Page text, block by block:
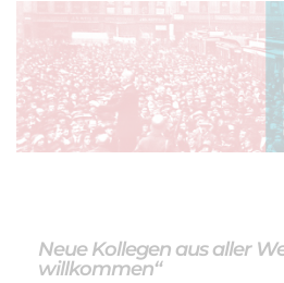
Neue Kollegen aus aller
willkommen“